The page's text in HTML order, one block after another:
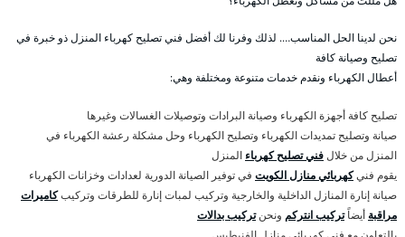
نحن لدينا الحل المناسب…. لذلك وفرنا لك أفضل فني تصليح كهرباء المنزل ذو خبرة في
تصليح وصيانة كافة
أعطال الكهرباء ونقدم خدمات متنوعة ومختلفة وهي:
تصليح كافة أجهزة الكهرباء وصيانة البرادات وتوصيلات الغسالات وغيرها
صيانة وتصليح تمديدات الكهرباء وتصليح الكهرباء وحل مشكلة رعشة الكهرباء في
المنزل من خلالفني تصليح كهرباء المنزل
يقوم فنيكهربائي منازل الكويت في توفير الصيانة الدورية لعدادات وخزانات الكهرباء
صيانة إنارة المنازل الداخلية والخارجية وتركيب لمبات إنارة للطرقات وتركيبكاميرات
مراقبة أيضاًتركيب انتركم ونحنتركيب بدالات